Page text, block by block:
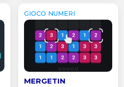
GIOCO NUMERI
MERGETIN